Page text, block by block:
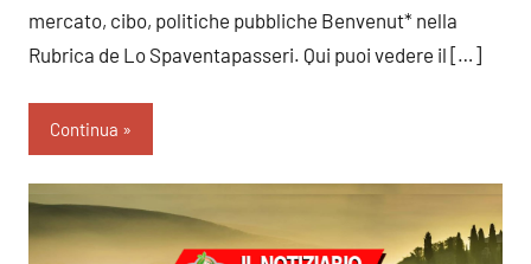
mercato, cibo, politiche pubbliche Benvenut* nella
Rubrica de Lo Spaventapasseri. Qui puoi vedere il […]
Continua